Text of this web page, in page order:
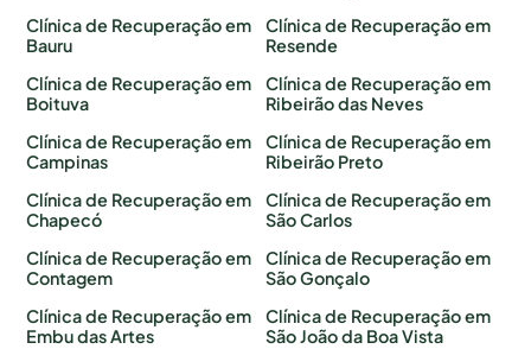
Clínica de Recuperação em
Bauru
Clínica de Recuperação em
Boituva
Clínica de Recuperação em
Campinas
Clínica de Recuperação em
Chapecó
Clínica de Recuperação em
Contagem
Clínica de Recuperação em
Embu das Artes
Clínica de Recuperação em
Resende
Clínica de Recuperação em
Ribeirão das Neves
Clínica de Recuperação em
Ribeirão Preto
Clínica de Recuperação em
São Carlos
Clínica de Recuperação em
São Gonçalo
Clínica de Recuperação em
São João da Boa Vista